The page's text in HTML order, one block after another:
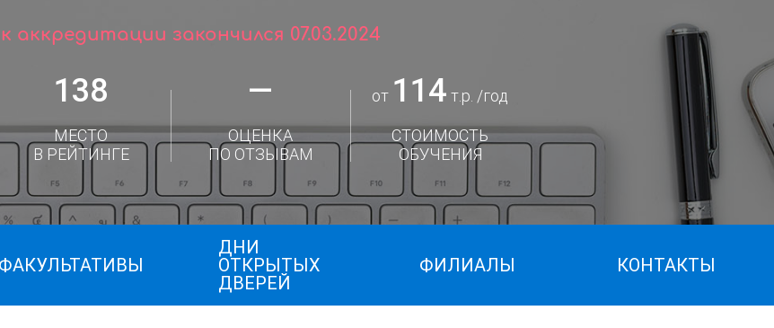
аккредитации закончился 07.03.2024
138
МЕСТО
В РЕЙТИНГЕ
—
ОЦЕНКА
ПО ОТЗЫВАМ
от 114 т.р. /год
СТОИМОСТЬ
ОБУЧЕНИЯ
ФАКУЛЬТАТИВЫ
ДНИ
ОТКРЫТЫХ
ДВЕРЕЙ
ФИЛИАЛЫ КОНТАКТЫ